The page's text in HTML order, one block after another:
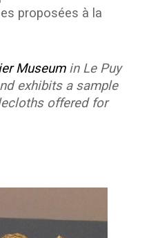
proposées à la
Museumin Le Puy
exhibits a sample
offered for